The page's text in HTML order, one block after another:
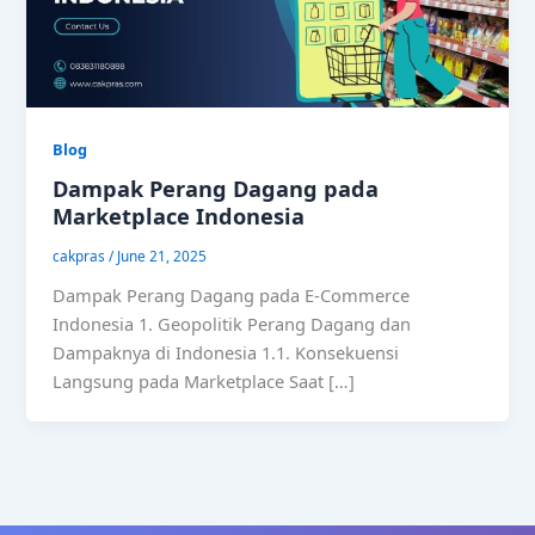
Blog
Dampak Perang Dagang pada
Marketplace Indonesia
cakpras/June 21, 2025
Dampak Perang Dagang pada E-Commerce
Indonesia 1. Geopolitik Perang Dagang dan
Dampaknya di Indonesia 1.1. Konsekuensi
Langsung pada Marketplace Saat […]